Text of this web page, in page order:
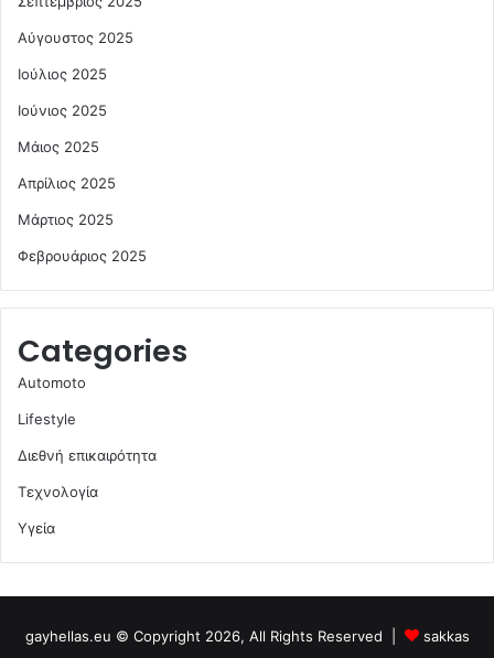
Αύγουστος 2025
Ιούλιος 2025
Ιούνιος 2025
Μάιος 2025
Απρίλιος 2025
Μάρτιος 2025
Φεβρουάριος 2025
Categories
Automoto
Lifestyle
Διεθνή επικαιρότητα
Τεχνολογία
Υγεία
gayhellas.eu © Copyright 2026, All Rights Reserved | sakkas